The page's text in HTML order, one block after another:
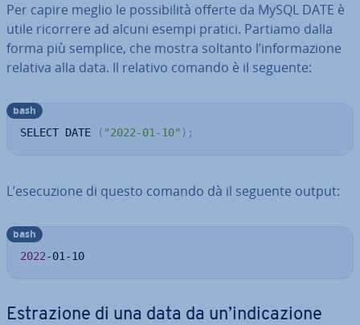
Per capire meglio le pos­si­bi­li­tà offerte da MySQL DATE è
utile ricorrere ad alcuni esempi pratici. Partiamo dalla
forma più semplice, che mostra soltanto l’in­for­ma­zio­ne
relativa alla data. Il relativo comando è il seguente:
SELECT DATE ( "2022-01-10" ) ;
bash
L’ese­cu­zio­ne di questo comando dà il seguente output:
2022-01-10
bash
Estra­zio­ne di una data da un’in­di­ca­zio­ne